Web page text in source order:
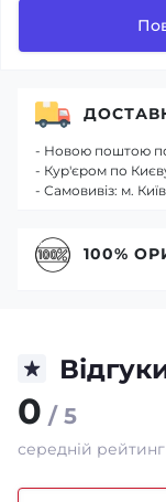
0 / 5
середній
- Новою поштою по
- Кур'єром по
- Самовивіз: м.
100%